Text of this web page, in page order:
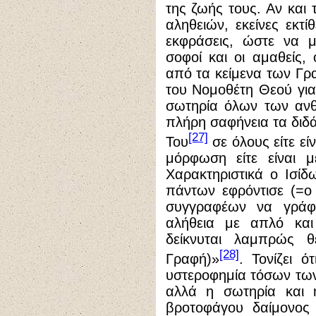
της ζωής τους. Αν και
αληθειών, εκείνες
εκφράσεις, ώστε να
σοφοί και οι αμαθείς,
από τα κείμενα των
του Νομοθέτη Θεού
σωτηρία όλων των
πλήρη σαφήνεια τα
Του[27] σε όλους είτε
μόρφωση είτε είναι
Χαρακτηριστικά ο
πάντων εφρόντισε
συγγραφέων να
αλήθεια με απλό
δείκνυται
Γραφή)»[28]. Τονίζει
υστεροφημία τόσων
αλλά η σωτηρία
βροτοφάγου